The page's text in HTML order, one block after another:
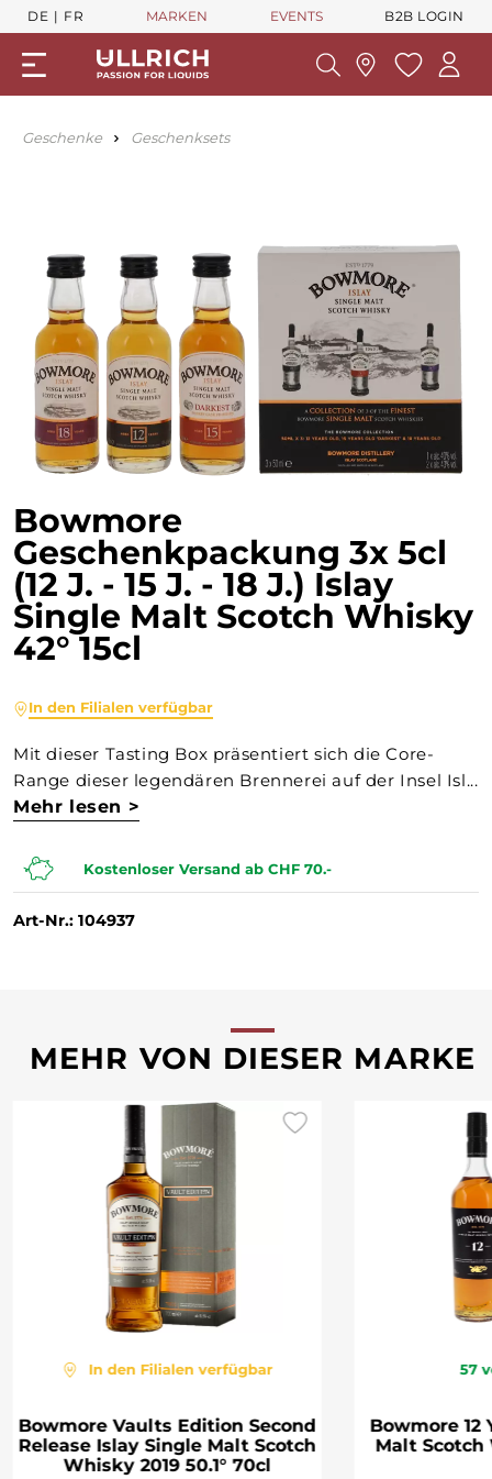
DE FR MARKEN EVENTS B2B LOGIN
Geschenke Geschenksets
Bowmore
Geschenkpackung 3x 5cl
(12 J. - 15 J. - 18 J.) Islay
Single Malt Scotch Whisky
42° 15cl
In den Filialen verfügbar
Mit dieser Tasting Box präsentiert sich die Core-
Range dieser legendären Brennerei auf der Insel Isl...
Mehr lesen >
Kostenloser Versand ab CHF 70.-
Art-Nr.: 104937
MEHR VON DIESER MARKE
In den Filialen verfügbar
Bowmore Vaults Edition Second
Release Islay Single Malt Scotch
Whisky 2019 50.1° 70cl
57
Bowmore 12
Malt Scotch